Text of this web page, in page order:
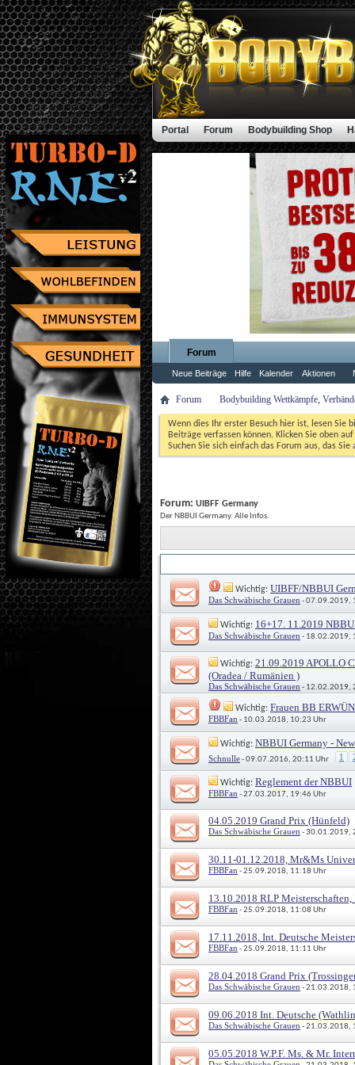
Portal Forum Bodybuilding Shop
Forum
Neue Beiträge Hilfe Kalender Aktionen
Forum Bodybuilding Wettkämpfe,
Wenn dies Ihr erster Besuch hier ist, lesen Sie
Beiträge verfassen können. Klicken Sie oben
Suchen Sie sich einfach das Forum aus, das
Forum: UIBFF Germany
Der NBBUI Germany. Alle Infos.
Wichtig: UIBFF/NBBUI
Das Schwäbische Grauen - 07.09.2019,
Wichtig: 16+17. 11.2019
Das Schwäbische Grauen - 18.02.2019,
Wichtig: 21.09.2019 APOLLO
(Oradea / Rumänien )
Das Schwäbische Grauen - 12.02.2019,
Wichtig: Frauen BB
FBBFan - 10.03.2018, 10:23 Uhr
Wichtig: NBBUI Germany -
Schnulle - 09.07.2016, 20:11 Uhr 1
Wichtig: Reglement der NBBUI
FBBFan - 27.03.2017, 19:46 Uhr
04.05.2019 Grand Prix (Hünfeld)
Das Schwäbische Grauen - 30.01.2019,
30.11-01.12.2018, Mr&Ms
FBBFan - 25.09.2018, 11:18 Uhr
13.10.2018 RLP
FBBFan - 25.09.2018, 11:08 Uhr
17.11.2018, Int. Deutsche
FBBFan - 25.09.2018, 11:11 Uhr
28.04.2018 Grand Prix
Das Schwäbische Grauen - 21.03.2018,
09.06.2018 Int. Deutsche
Das Schwäbische Grauen - 21.03.2018,
05.05.2018 W.P.F. Ms. & Mr.